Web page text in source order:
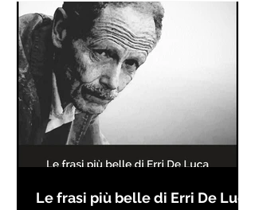
Le frasi più belle di Erri De Luca